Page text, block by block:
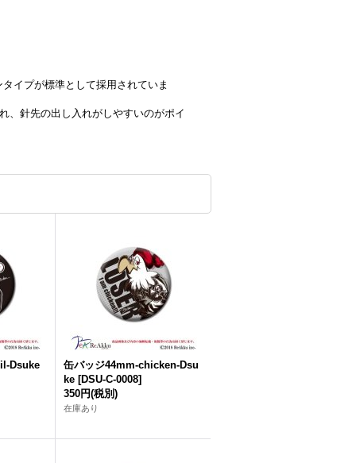
イプが標準として採用されていま
、針先の出し入れがしやすいのがポイ
Dsuke
缶バッジ44mm-chicken-Dsu
ke [DSU-C-0008]
350円(税別)
在庫あり